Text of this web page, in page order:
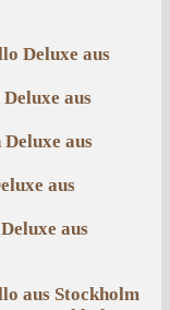
Deluxe aus
aus
aus
aus
aus
aus Stockholm